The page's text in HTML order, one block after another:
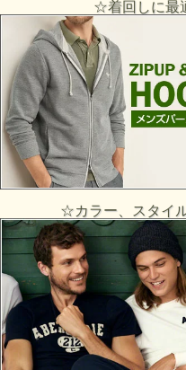
☆着回しに最
☆カラー、スタイ